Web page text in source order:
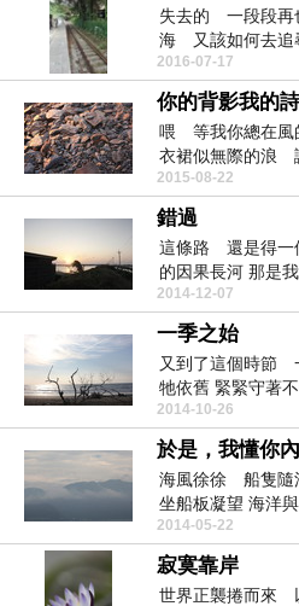
失去的 一段段再
海 又該如何去追
溽暑的夏襲上...
2016-07-17
你的背影我的詩
喂 等我你總在風
衣裙似無際的浪
光嘿 你猜？...
2015-08-22
錯過
這條路 還是得一
的因果長河 那是
2014-12-07
一季之始
又到了這個時節
牠依舊 緊緊守著
2014-10-26
於是，我懂你
海風徐徐 船隻隨
坐船板凝望 海洋
2014-05-22
寂寞靠岸
世界正襲捲而來